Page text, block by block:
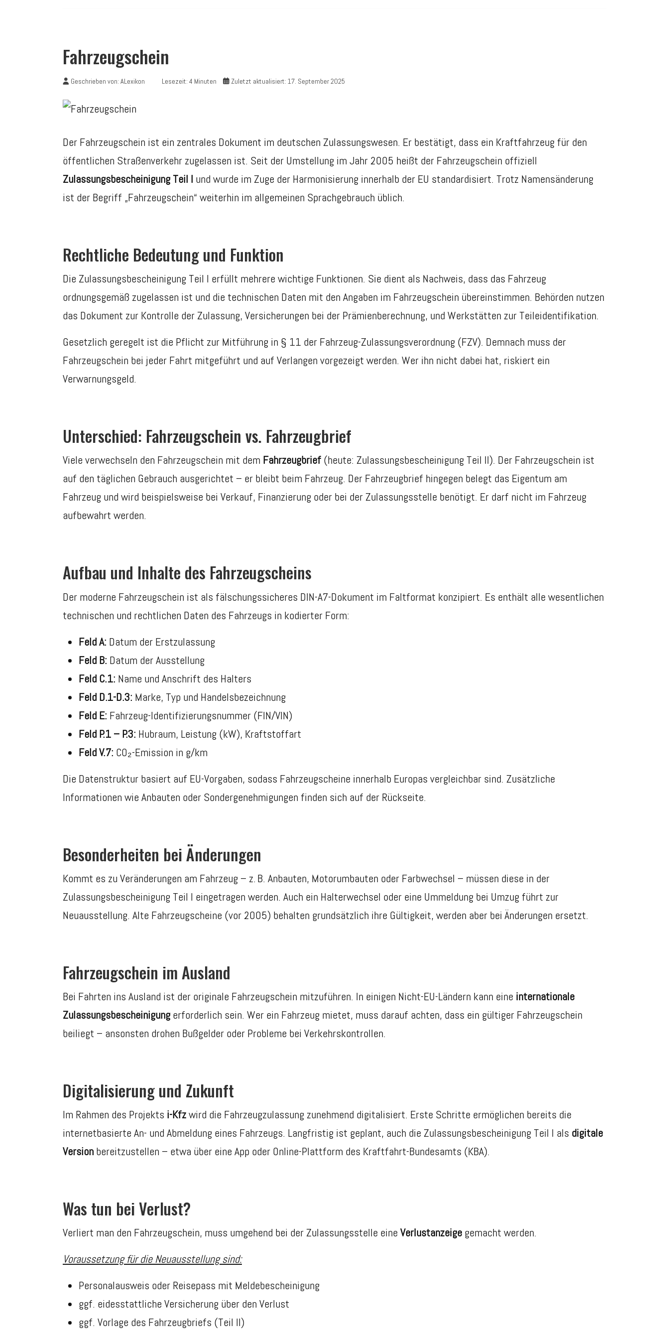
Fahrzeugschein
Geschrieben von: ALexikon Lesezeit: 4 Minuten Zuletzt aktualisiert: 17. September 2025
Der Fahrzeugschein ist ein zentrales Dokument im deutschen Zulassungswesen. Er bestätigt, dass ein Kraftfahrzeug für den
öffentlichen Straßenverkehr zugelassen ist. Seit der Umstellung im Jahr 2005 heißt der Fahrzeugschein offiziell
Zulassungsbescheinigung Teil I und wurde im Zuge der Harmonisierung innerhalb der EU standardisiert. Trotz Namensänderung
ist der Begriff „Fahrzeugschein“ weiterhin im allgemeinen Sprachgebrauch üblich.
Rechtliche Bedeutung und Funktion
Die Zulassungsbescheinigung Teil I erfüllt mehrere wichtige Funktionen. Sie dient als Nachweis, dass das Fahrzeug
ordnungsgemäß zugelassen ist und die technischen Daten mit den Angaben im Fahrzeugschein übereinstimmen. Behörden nutzen
das Dokument zur Kontrolle der Zulassung, Versicherungen bei der Prämienberechnung, und Werkstätten zur Teileidentifikation.
Gesetzlich geregelt ist die Pflicht zur Mitführung in § 11 der Fahrzeug-Zulassungsverordnung (FZV). Demnach muss der
Fahrzeugschein bei jeder Fahrt mitgeführt und auf Verlangen vorgezeigt werden. Wer ihn nicht dabei hat, riskiert ein
Verwarnungsgeld.
Unterschied: Fahrzeugschein vs. Fahrzeugbrief
Viele verwechseln den Fahrzeugschein mit dem Fahrzeugbrief (heute: Zulassungsbescheinigung Teil II). Der Fahrzeugschein ist
auf den täglichen Gebrauch ausgerichtet – er bleibt beim Fahrzeug. Der Fahrzeugbrief hingegen belegt das Eigentum am
Fahrzeug und wird beispielsweise bei Verkauf, Finanzierung oder bei der Zulassungsstelle benötigt. Er darf nicht im Fahrzeug
aufbewahrt werden.
Aufbau und Inhalte des Fahrzeugscheins
Der moderne Fahrzeugschein ist als fälschungssicheres DIN-A7-Dokument im Faltformat konzipiert. Es enthält alle wesentlichen
technischen und rechtlichen Daten des Fahrzeugs in kodierter Form:
Feld A: Datum der Erstzulassung
Feld B: Datum der Ausstellung
Feld C.1: Name und Anschrift des Halters
Feld D.1-D.3: Marke, Typ und Handelsbezeichnung
Feld E: Fahrzeug-Identifizierungsnummer (FIN/VIN)
Feld P.1 – P.3: Hubraum, Leistung (kW), Kraftstoffart
Feld V.7: CO₂-Emission in g/km
Die Datenstruktur basiert auf EU-Vorgaben, sodass Fahrzeugscheine innerhalb Europas vergleichbar sind. Zusätzliche
Informationen wie Anbauten oder Sondergenehmigungen finden sich auf der Rückseite.
Besonderheiten bei Änderungen
Kommt es zu Veränderungen am Fahrzeug – z. B. Anbauten, Motorumbauten oder Farbwechsel – müssen diese in der
Zulassungsbescheinigung Teil I eingetragen werden. Auch ein Halterwechsel oder eine Ummeldung bei Umzug führt zur
Neuausstellung. Alte Fahrzeugscheine (vor 2005) behalten grundsätzlich ihre Gültigkeit, werden aber bei Änderungen ersetzt.
Fahrzeugschein im Ausland
Bei Fahrten ins Ausland ist der originale Fahrzeugschein mitzuführen. In einigen Nicht-EU-Ländern kann eine internationale
Zulassungsbescheinigung erforderlich sein. Wer ein Fahrzeug mietet, muss darauf achten, dass ein gültiger Fahrzeugschein
beiliegt – ansonsten drohen Bußgelder oder Probleme bei Verkehrskontrollen.
Digitalisierung und Zukunft
Im Rahmen des Projekts i-Kfzwird die Fahrzeugzulassung zunehmend digitalisiert. Erste Schritte ermöglichen bereits die
internetbasierte An- und Abmeldung eines Fahrzeugs. Langfristig ist geplant, auch die Zulassungsbescheinigung Teil I als digitale
Version bereitzustellen – etwa über eine App oder Online-Plattform des Kraftfahrt-Bundesamts (KBA).
Was tun bei Verlust?
Verliert man den Fahrzeugschein, muss umgehend bei der Zulassungsstelle eine Verlustanzeige gemacht werden.
Voraussetzung für die Neuausstellung sind:
Personalausweis oder Reisepass mit Meldebescheinigung
ggf. eidesstattliche Versicherung über den Verlust
ggf. Vorlage des Fahrzeugbriefs (Teil II)